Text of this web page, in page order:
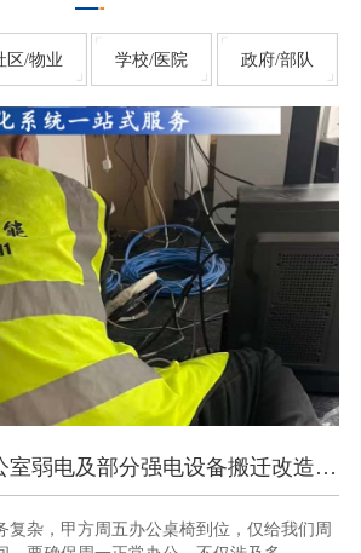
区/物业 学校/医院 政府/部队
某单位 600㎡办公室弱电及部分强电设备搬迁改造项目
仅给我们周
南京某部办公楼智能化弱
此项目时间紧、任务重，10 天